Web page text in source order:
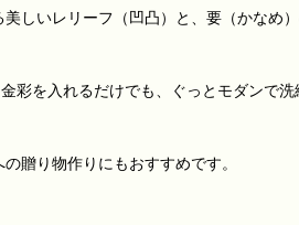
しいレリーフ（凹凸）と、要（かなめ
を入れるだけでも、ぐっとモダンで
贈り物作りにもおすすめです。